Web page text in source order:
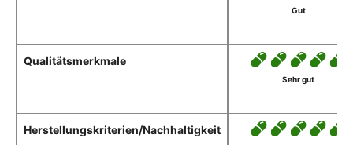
Gut
Qualitätsmerkmale
Sehr gut
Herstellungskriterien/Nachhaltigkeit